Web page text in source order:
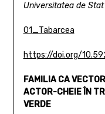
Universitatea de
01_Tabarcea
https://doi.org/
FAMILIA CA
ACTOR-CHEIE ÎN
VERDE